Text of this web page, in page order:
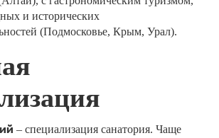
и исторических
(Подмосковье, Крым, Урал).
– специализация санатория. Чаще